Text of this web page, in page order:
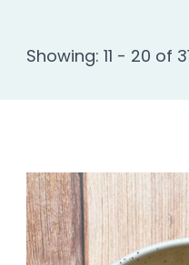
Showing: 11 - 20 of